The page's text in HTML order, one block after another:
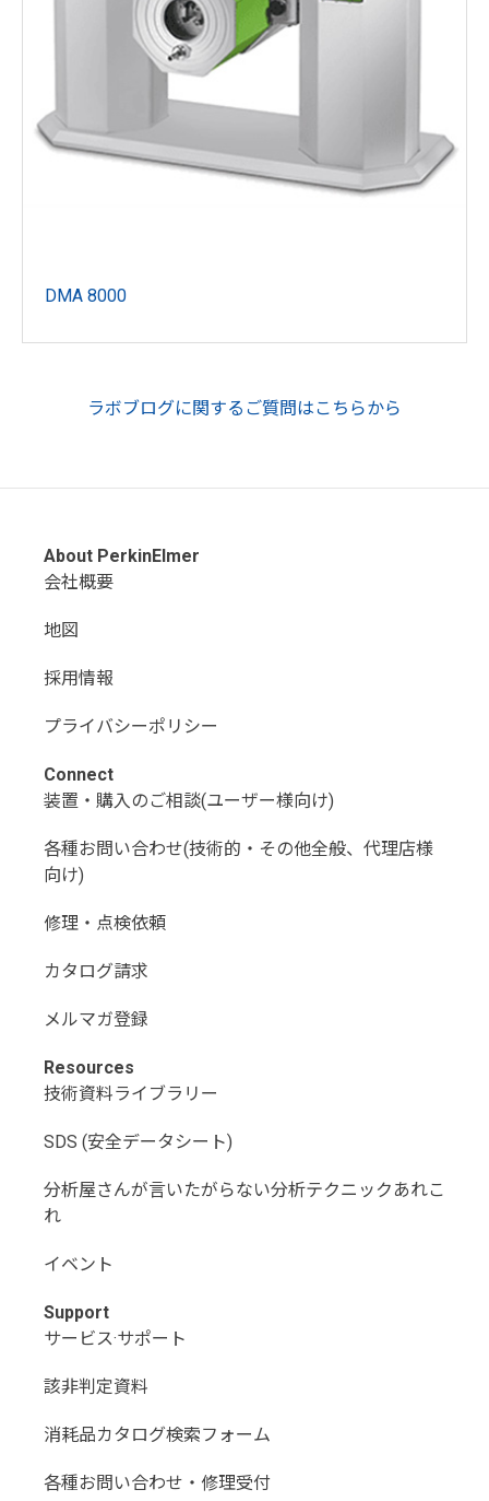
DMA 8000
ラボブログに関するご質問はこちらから
About PerkinElmer
会社概要
地図
採用情報
プライバシーポリシー
Connect
装置・購入のご相談(ユーザー様向け)
各種お問い合わせ(技術的・その他全般、代理店様
向け)
修理・点検依頼
カタログ請求
メルマガ登録
Resources
技術資料ライブラリー
SDS (安全データシート)
分析屋さんが言いたがらない分析テクニックあれこ
れ
イベント
Support
サービス·サポート
該非判定資料
消耗品カタログ検索フォーム
各種お問い合わせ・修理受付